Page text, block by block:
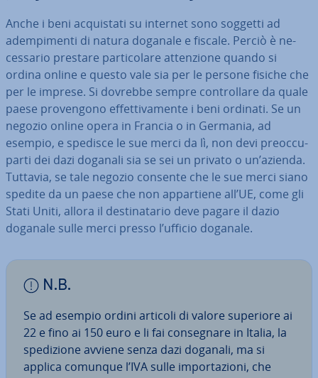
Anche i beni ac­qui­sta­ti su internet sono soggetti ad
adem­pi­men­ti di natura doganale e fiscale. Perciò è ne­
ces­sa­rio prestare par­ti­co­la­re at­ten­zio­ne quando si
ordina online e questo vale sia per le persone fisiche che
per le imprese. Si dovrebbe sempre con­trol­la­re da quale
paese pro­ven­go­no ef­fet­ti­va­men­te i beni ordinati. Se un
negozio online opera in Francia o in Germania, ad
esempio, e spedisce le sue merci da lì, non devi pre­oc­cu­
par­ti dei dazi doganali sia se sei un privato o un’azienda.
Tuttavia, se tale negozio consente che le sue merci siano
spedite da un paese che non ap­par­tie­ne all’UE, come gli
Stati Uniti, allora il de­sti­na­ta­rio deve pagare il dazio
doganale sulle merci presso l’ufficio doganale.
N.B.
Se ad esempio ordini articoli di valore superiore ai
22 e fino ai 150 euro e li fai con­se­gna­re in Italia, la
spe­di­zio­ne avviene senza dazi doganali, ma si
applica comunque l’IVA sulle im­por­ta­zio­ni, che